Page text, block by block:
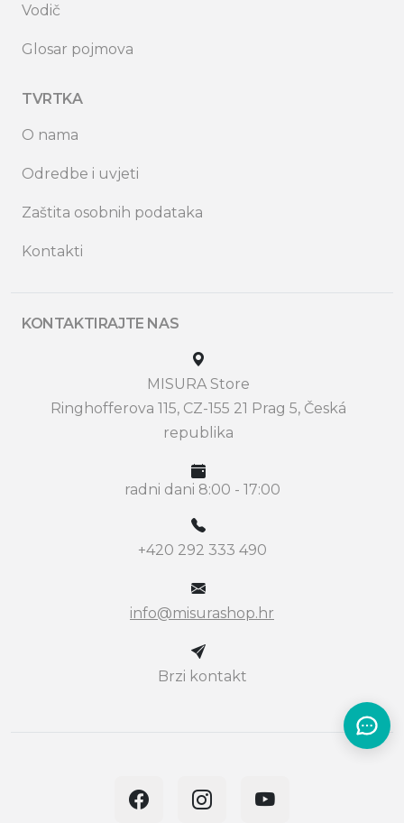
Vodič
Glosar pojmova
TVRTKA
O nama
Odredbe i uvjeti
Zaštita osobnih podataka
Kontakti
KONTAKTIRAJTE NAS
MISURA Store
Ringhofferova 115, CZ-155 21 Prag 5, Česká
republika
radni dani 8:00 - 17:00
+420 292 333 490
info@misurashop.hr
Brzi kontakt